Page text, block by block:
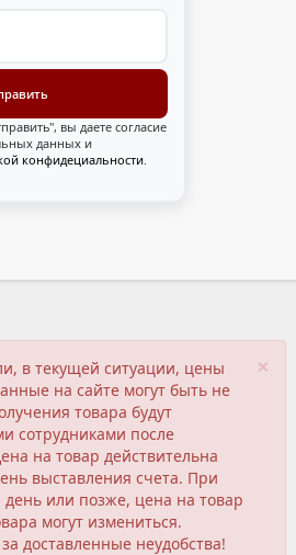
вы даете согласие
данных и
конфидециальности.
×
в текущей ситуации, цены
на сайте могут быть не
товара будут
сотрудниками после
на товар действительна
выставления счета. При
или позже, цена на товар
могут измениться.
доставленные неудобства!